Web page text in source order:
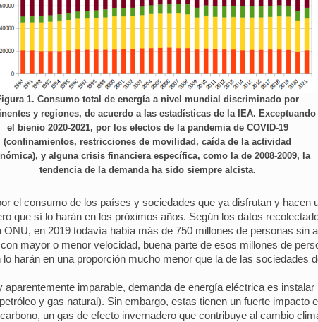
1. Consumo total de energía a nivel mundial discriminado por
y regiones, de acuerdo a las estadísticas de la IEA. Exceptuando
el bienio 2020-2021, por los efectos de la pandemia de COVID-19
(confinamientos, restricciones de movilidad, caída de la actividad
y alguna crisis financiera específica, como la de 2008-2009, la
tendencia de la demanda ha sido siempre alcista.
el consumo de los países y sociedades que ya disfrutan y hacen
que sí lo harán en los próximos años. Según los datos
en 2019 todavía había más de 750 millones de personas sin
mayor o menor velocidad, buena parte de esos millones de
harán en una proporción mucho menor que la de las sociedades
imparable, demanda de energía eléctrica es
y gas natural). Sin embargo, estas tienen un fuerte impacto
un gas de efecto invernadero que contribuye al cambio